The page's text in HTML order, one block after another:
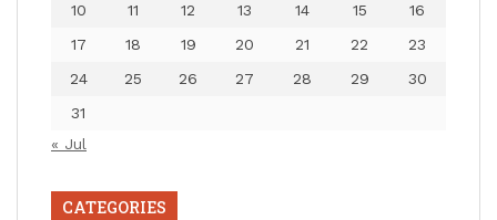
10
11 12 13 14 15
16
17
18 19 20 21 22
23
24
25 26 27 28 29
30
31
« Jul
CATEGORIES